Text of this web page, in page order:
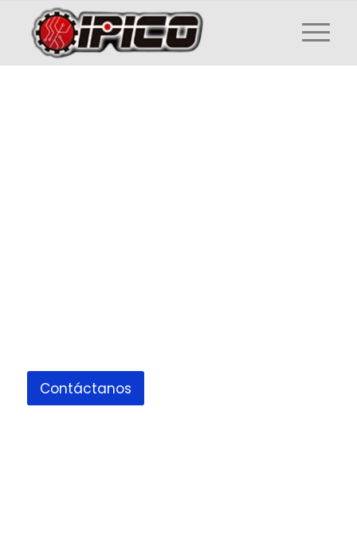
Contáctanos